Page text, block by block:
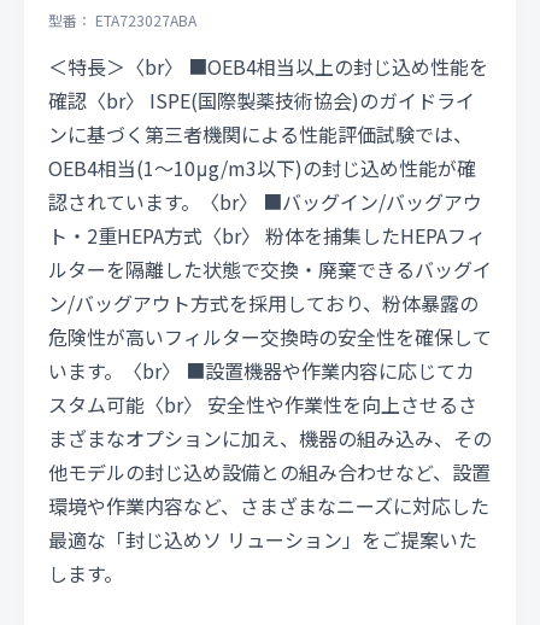
型番： ETA723027ABA
＜特長＞〈br〉 ■OEB4相当以上の封じ込め性能を
確認〈br〉 ISPE(国際製薬技術協会)のガイドライ
ンに基づく第三者機関による性能評価試験では、
OEB4相当(1〜10μg/m3以下)の封じ込め性能が確
認されています。〈br〉 ■バッグイン/バッグアウ
ト・2重HEPA方式〈br〉 粉体を捕集したHEPAフィ
ルターを隔離した状態で交換・廃棄できるバッグイ
ン/バッグアウト方式を採用しており、粉体暴露の
危険性が高いフィルター交換時の安全性を確保して
います。〈br〉 ■設置機器や作業内容に応じてカ
スタム可能〈br〉 安全性や作業性を向上させるさ
まざまなオプションに加え、機器の組み込み、その
他モデルの封じ込め設備との組み合わせなど、設置
環境や作業内容など、さまざまなニーズに対応した
最適な「封じ込めソ リューション」をご提案いた
します。